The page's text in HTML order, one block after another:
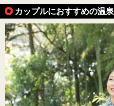
カップルにおすすめの温